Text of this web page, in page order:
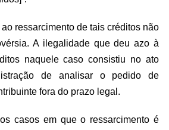
ressarcimento de tais créditos não
A ilegalidade que deu azo à
naquele caso consistiu no ato
de analisar o pedido de
fora do prazo legal.
casos em que o ressarcimento é